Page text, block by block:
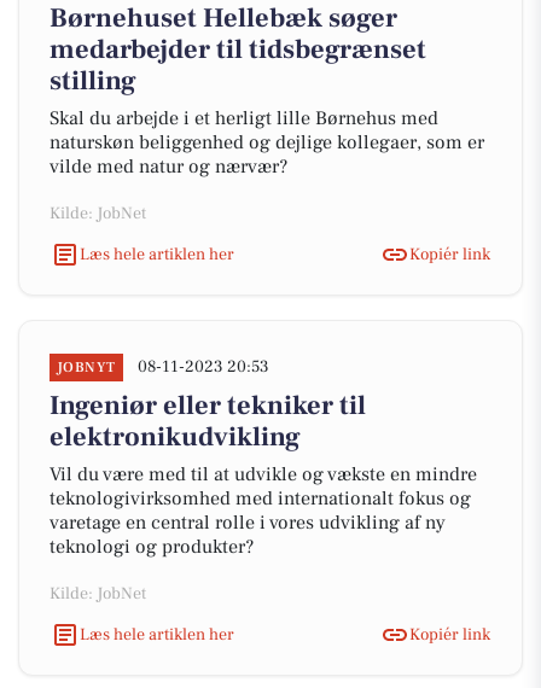
Børnehuset Hellebæk søger
medarbejder til tidsbegrænset
stilling
Skal du arbejde i et herligt lille Børnehus med
naturskøn beliggenhed og dejlige kollegaer, som er
vilde med natur og nærvær?
Kilde: JobNet
Læs hele artiklen her
Kopiér link
JOBNYT 08-11-2023 20:53
Ingeniør eller tekniker til
elektronikudvikling
Vil du være med til at udvikle og vækste en mindre
teknologivirksomhed med internationalt fokus og
varetage en central rolle i vores udvikling af ny
teknologi og produkter?
Kilde: JobNet
Læs hele artiklen her
Kopiér link